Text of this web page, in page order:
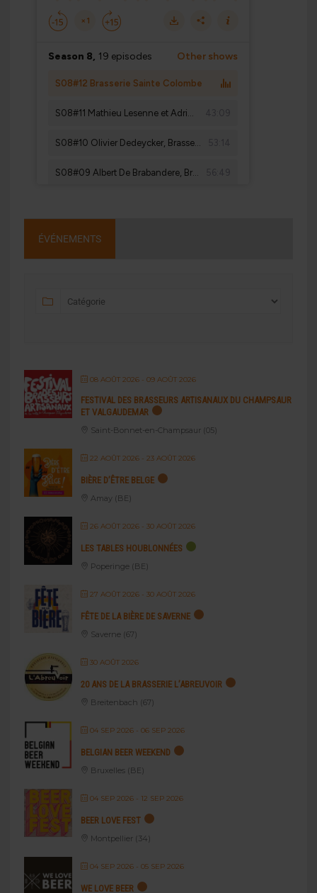
ÉVÉNEMENTS
08 AOÛT 2026- 09 AOÛT 2026
FESTIVAL DES BRASSEURS ARTISANAUX DU CHAMPSAUR
ET VALGAUDEMAR
Saint-Bonnet-en-Champsaur (05)
22 AOÛT 2026- 23 AOÛT 2026
BIÈRE D’ÊTRE BELGE
Amay (BE)
26 AOÛT 2026- 30 AOÛT 2026
LES TABLES HOUBLONNÉES
Poperinge (BE)
27 AOÛT 2026- 30 AOÛT 2026
FÊTE DE LA BIÈRE DE SAVERNE
Saverne (67)
30 AOÛT 2026
20 ANS DE LA BRASSERIE L’ABREUVOIR
Breitenbach (67)
04 SEP 2026- 06 SEP 2026
BELGIAN BEER WEEKEND
Bruxelles (BE)
04 SEP 2026- 12 SEP 2026
BEER LOVE FEST
Montpellier (34)
04 SEP 2026- 05 SEP 2026
WE LOVE BEER